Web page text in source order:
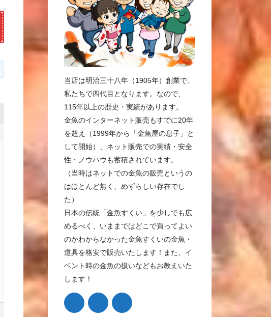
当店は明治三十八年（1905年）創業で、
私たちで四代目となります。なので、
115年以上の歴史・実績があります。
金魚のインターネット販売もすでに20年
を超え（1999年から「金魚屋の息子」と
して開始）、ネット販売での実績・安全
性・ノウハウも蓄積されています。
（当時はネットでの金魚の販売というの
はほとんど無く、めずらしい存在でし
た）
日本の伝統「金魚すくい」を少しでも広
めるべく、いままではどこで買ってよい
のかわからなかった金魚すくいの金魚・
道具を格安で販売いたします！また、イ
ベント時の金魚の扱いなどもお教えいた
します！